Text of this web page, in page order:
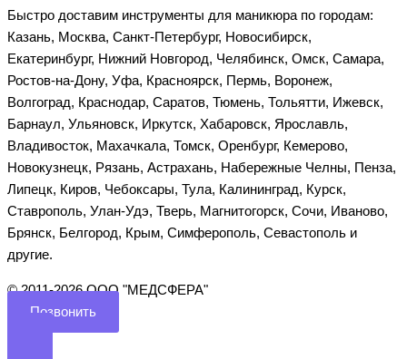
Быстро доставим инструменты для маникюра по городам:
Казань, Москва, Санкт-Петербург, Новосибирск,
Екатеринбург, Нижний Новгород, Челябинск, Омск, Самара,
Ростов-на-Дону, Уфа, Красноярск, Пермь, Воронеж,
Волгоград, Краснодар, Саратов, Тюмень, Тольятти, Ижевск,
Барнаул, Ульяновск, Иркутск, Хабаровск, Ярославль,
Владивосток, Махачкала, Томск, Оренбург, Кемерово,
Новокузнецк, Рязань, Астрахань, Набережные Челны, Пенза,
Липецк, Киров, Чебоксары, Тула, Калининград, Курск,
Ставрополь, Улан-Удэ, Тверь, Магнитогорск, Сочи, Иваново,
Брянск, Белгород, Крым, Симферополь, Севастополь и
другие.
©️ 2011-2026 ООО "МЕДСФЕРА"
Позвонить